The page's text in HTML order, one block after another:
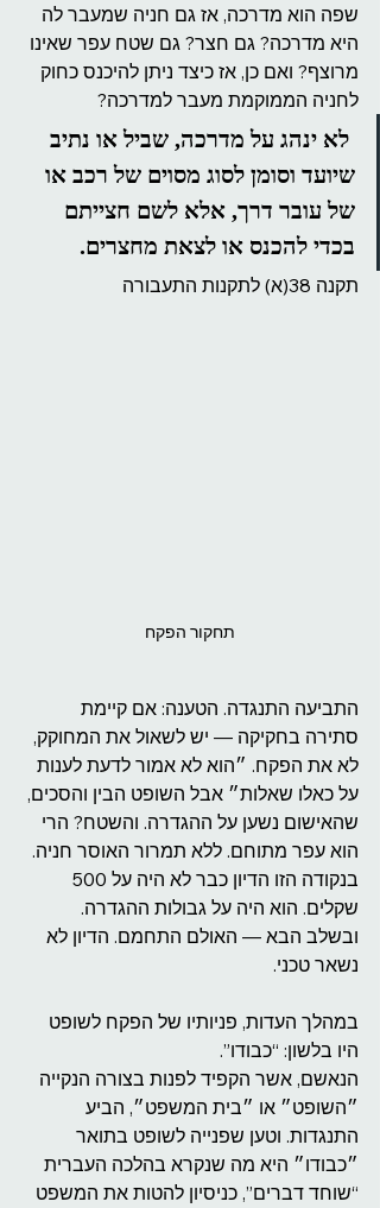
שפה הוא מדרכה, אז גם חניה שמעבר לה
היא מדרכה? גם חצר? גם שטח עפר שאינו
מרוצף? ואם כן, אז כיצד ניתן להיכנס כחוק
לחניה הממוקמת מעבר למדרכה?
לא ינהג על מדרכה, שביל או נתיב
שיועד וסומן לסוג מסוים של רכב או
של עובר דרך, אלא לשם חצייתם
בכדי להכנס או לצאת מחצרים.
תקנה 38(א) לתקנות התעבורה
תחקור הפקח
התביעה התנגדה. הטענה: אם קיימת
סתירה בחקיקה — יש לשאול את המחוקק,
לא את הפקח. ״הוא לא אמור לדעת לענות
על כאלו שאלות״ אבל השופט הבין והסכים,
שהאישום נשען על ההגדרה. והשטח? הרי
הוא עפר מתוחם. ללא תמרור האוסר חניה.
שקלים. הוא היה על גבולות ההגדרה.
ובשלב הבא — האולם התחמם. הדיון לא
נשאר טכני.
במהלך העדות, פניותיו של הפקח לשופט
היו בלשון: “כבודו”.
הנאשם, אשר הקפיד לפנות בצורה הנקייה
״השופט״ או ״בית המשפט״, הביע
התנגדות. וטען שפנייה לשופט בתואר
״כבודו״ היא מה שנקרא בהלכה העברית
“שוחד דברים”, כניסיון להטות את המשפט